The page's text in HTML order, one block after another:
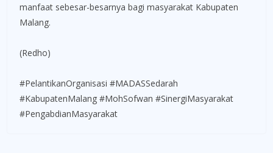
manfaat sebesar-besarnya bagi masyarakat Kabupaten
Malang.
(Redho)
#PelantikanOrganisasi #MADASSedarah
#KabupatenMalang #MohSofwan #SinergiMasyarakat
#PengabdianMasyarakat